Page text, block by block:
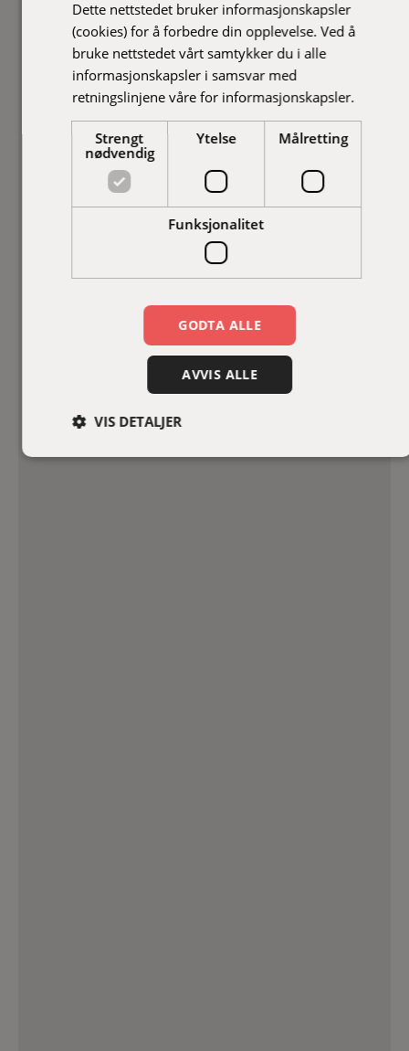
Dette nettstedet bruker informasjonskapsler
(cookies) for å forbedre din opplevelse. Ved å
bruke nettstedet vårt samtykker du i alle
informasjonskapsler i samsvar med
retningslinjene våre for informasjonskapsler.
Strengt
nødvendig
Ytelse Målretting
Funksjonalitet
GODTA ALLE
AVVIS ALLE
VIS DETALJER